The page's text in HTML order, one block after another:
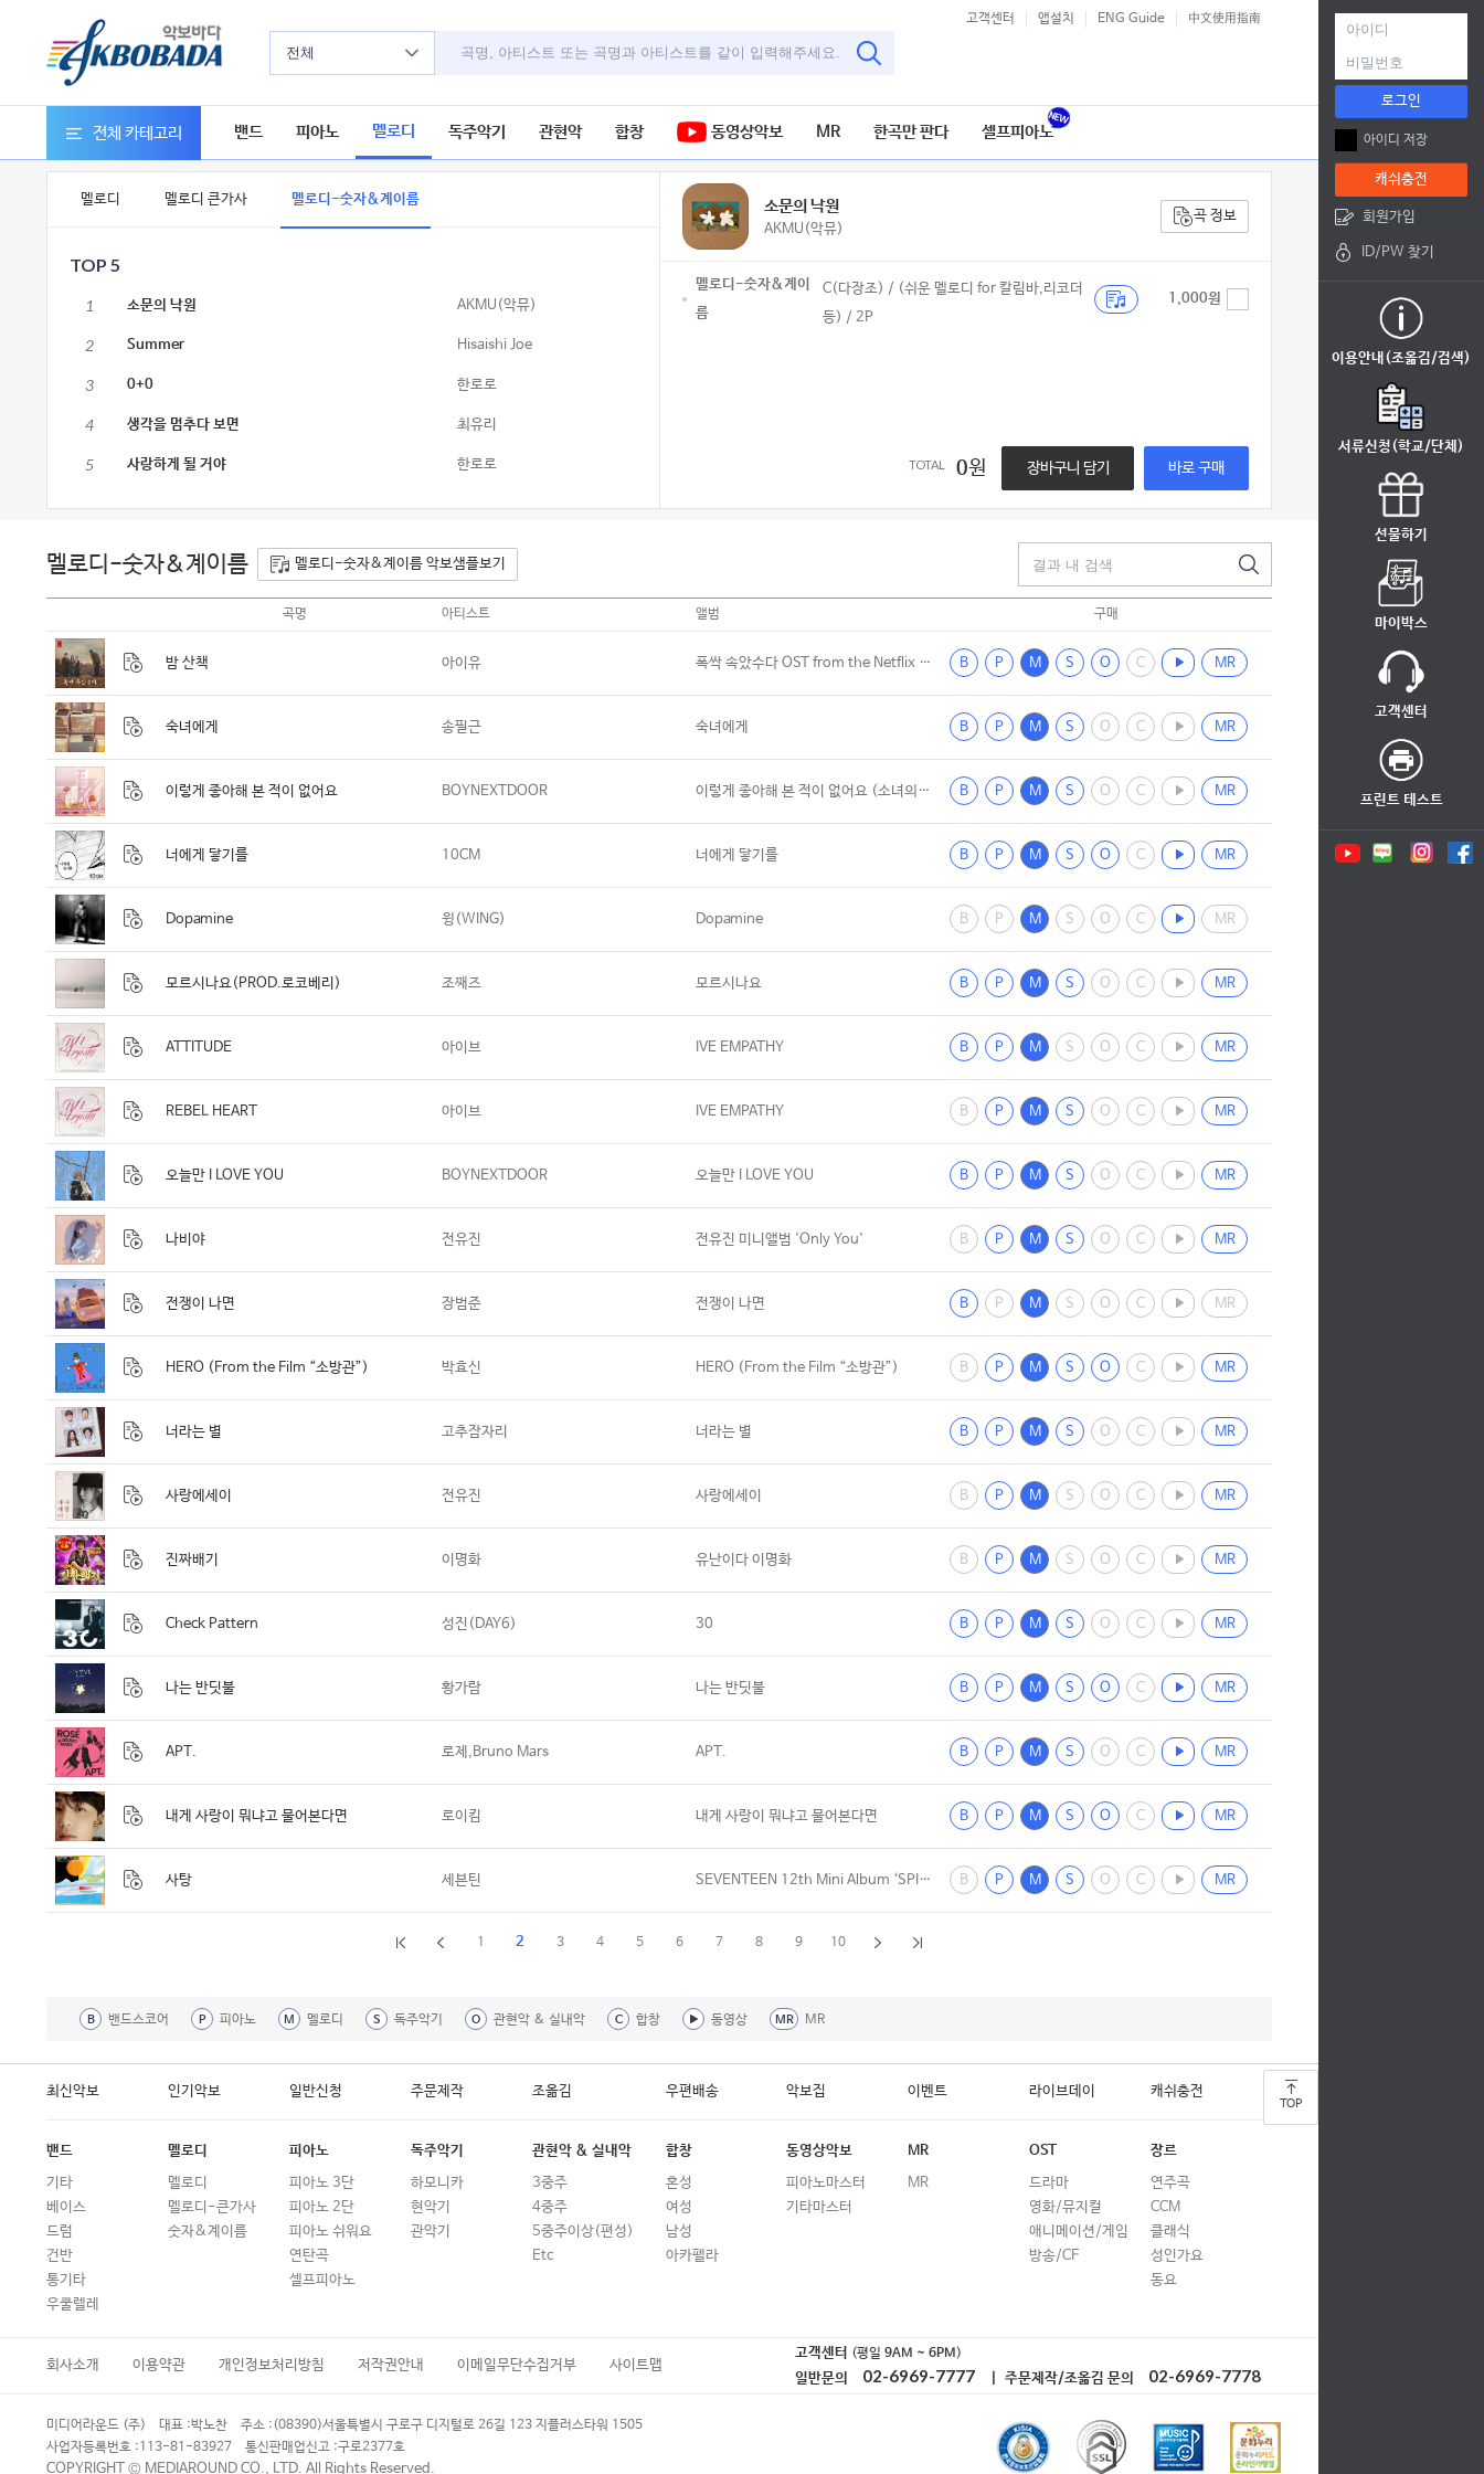
전체
고객센터 앱설치 ENG Guide 中文使用指南
전체 카테고리 밴드 피아노 멜로디 독주악기 관현악 합창 동영상악보 MR 한곡만 판다 셀프피아노
멜로디 멜로디 큰가사 멜로디-숫자&계이름
TOP 5
1 소문의 낙원 AKMU(악뮤)
2 Summer Hisaishi Joe
3 0+0 한로로
4 생각을 멈추다 보면 최유리
5 사랑하게 될 거야 한로로
소문의 낙원
AKMU(악뮤)
곡 정보
멜로디-숫자&계이
름
C(다장조) / (쉬운 멜로디 for 칼림바,리코더
등) / 2P
1,000원
TOTAL 0원 장바구니 담기 바로 구매
멜로디-숫자&계이름 멜로디-숫자&계이름 악보샘플보기
곡명 아티스트 앨범 구매
밤 산책 아이유 폭싹 속았수다 OST from the Netflix Series - 3막 B P M S O C MR
숙녀에게 송필근 숙녀에게 B P M S O C MR
이렇게 좋아해 본 적이 없어요 BOYNEXTDOOR 이렇게 좋아해 본 적이 없어요 (소녀의 세계 X BOYNEXTDOOR) B P M S O C MR
너에게 닿기를 10CM 너에게 닿기를 B P M S O C MR
Dopamine 윙(WING) Dopamine B P M S O C MR
모르시나요(PROD.로코베리) 조째즈 모르시나요 B P M S O C MR
ATTITUDE 아이브 IVE EMPATHY B P M S O C MR
REBEL HEART 아이브 IVE EMPATHY B P M S O C MR
오늘만 I LOVE YOU BOYNEXTDOOR 오늘만 I LOVE YOU B P M S O C MR
나비야 전유진 전유진 미니앨범 'Only You' B P M S O C MR
전쟁이 나면 장범준 전쟁이 나면 B P M S O C MR
HERO (From the Film “소방관”) 박효신 HERO (From the Film “소방관”) B P M S O C MR
너라는 별 고추잠자리 너라는 별 B P M S O C MR
사랑에세이 전유진 사랑에세이 B P M S O C MR
진짜배기 이명화 유난이다 이명화 B P M S O C MR
Check Pattern 성진(DAY6) 30 B P M S O C MR
나는 반딧불 황가람 나는 반딧불 B P M S O C MR
APT. 로제,Bruno Mars APT. B P M S O C MR
내게 사랑이 뭐냐고 물어본다면 로이킴 내게 사랑이 뭐냐고 물어본다면 B P M S O C MR
사탕 세븐틴 SEVENTEEN 12th Mini Album ‘SPILL THE FEELS' B P M S O C MR
1 2 3 4 5 6 7 8 9 10
B 밴드스코어 P 피아노 M 멜로디 S 독주악기 O 관현악 & 실내악 C 합창 동영상 MR MR
최신악보 인기악보 일반신청 주문제작 조옮김 우편배송 악보집 이벤트 라이브데이 캐쉬충전
밴드
기타
베이스
드럼
건반
통기타
우쿨렐레
멜로디
멜로디
멜로디-큰가사
숫자&계이름
피아노
피아노 3단
피아노 2단
피아노 쉬워요
연탄곡
셀프피아노
독주악기
하모니카
현악기
관악기
관현악 & 실내악
3중주
4중주
5중주이상(편성)
Etc
합창
혼성
여성
남성
아카펠라
동영상악보
피아노마스터
기타마스터
MR
MR
OST
드라마
영화/뮤지컬
애니메이션/게임
방송/CF
장르
연주곡
CCM
클래식
성인가요
동요
회사소개 이용약관 개인정보처리방침 저작권안내 이메일무단수집거부 사이트맵
고객센터 (평일 9AM ~ 6PM)
일반문의 02-6969-7777 | 주문제작/조옮김 문의 02-6969-7778
미디어라운드 (주) 대표 :박노찬 주소 : (08390)서울특별시 구로구 디지털로 26길 123 지플러스타워 1505
사업자등록번호 :113-81-83927 통신판매업신고 :구로2377호
COPYRIGHT © MEDIAROUND CO., LTD. All Rights Reserved.
로그인
아이디 저장
캐쉬충전
회원가입
ID/PW 찾기
이용안내(조옮김/검색)
서류신청(학교/단체)
선물하기
마이박스
고객센터
프린트 테스트
TOP